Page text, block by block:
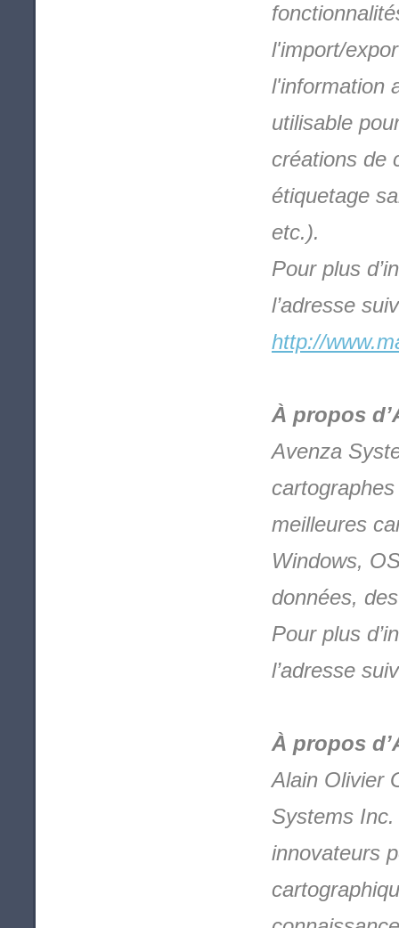
l'import/
l'information
utilisable
créations de
étiquetage
etc.).
Pour plus
l’adresse
http://
À propos
Avenza
meilleures
Windows,
données,
Pour plus
l’adresse
À propos
Alain Olivier
Systems
innovateurs